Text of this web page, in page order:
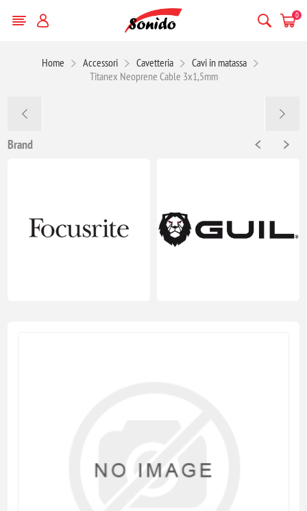
0
Home Accessori Cavetteria
Cavi in matassa
Titanex Neoprene Cable 3x1,5mm
Brand